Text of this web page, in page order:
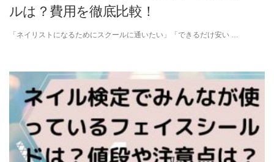
ルは？費用を徹底比較！
「ネイリストになるためにスクールに通いたい」「できるだけ安い …